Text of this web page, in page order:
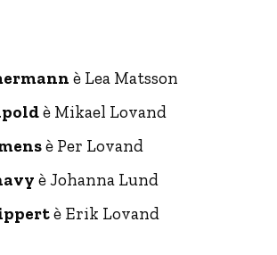
è Lea Matsson
è Mikael Lovand
è Per Lovand
è Johanna Lund
è Erik Lovand